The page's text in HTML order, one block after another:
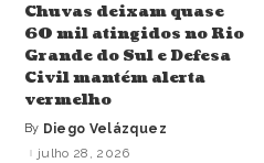
Chuvas deixam quase
60 mil atingidos no Rio
Grande do Sul e Defesa
Civil mantém alerta
vermelho
Posted
by
By Diego Velázquez
julho 28, 2026